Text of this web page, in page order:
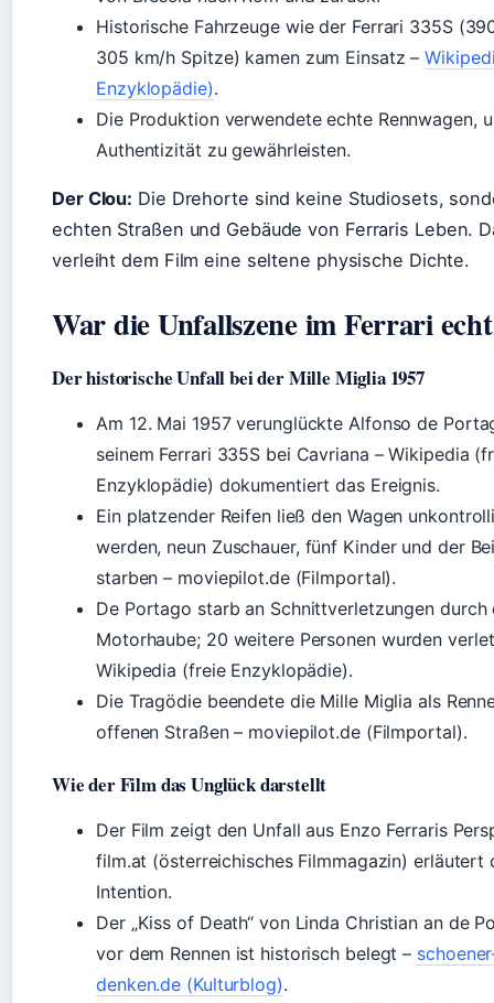
Historische Fahrzeuge wie der Ferrari 335S
305 km/h Spitze) kamen zum Einsatz –
Enzyklopädie).
Die Produktion verwendete echte Rennwagen,
Authentizität zu gewährleisten.
Der Clou: Die Drehorte sind keine Studiosets,
echten Straßen und Gebäude von Ferraris Leben.
verleiht dem Film eine seltene physische Dichte.
War die Unfallszene im Ferrari
Der historische Unfall bei der Mille Miglia 1957
Am 12. Mai 1957 verunglückte Alfonso de
seinem Ferrari 335S bei Cavriana – Wikipedia
Enzyklopädie) dokumentiert das Ereignis.
Ein platzender Reifen ließ den Wagen
werden, neun Zuschauer, fünf Kinder und der
starben – moviepilot.de (Filmportal).
De Portago starb an Schnittverletzungen durch
Motorhaube; 20 weitere Personen wurden
Wikipedia (freie Enzyklopädie).
Die Tragödie beendete die Mille Miglia als
offenen Straßen – moviepilot.de (Filmportal).
Wie der Film das Unglück darstellt
Der Film zeigt den Unfall aus Enzo Ferraris
film.at (österreichisches Filmmagazin) erläutert
Intention.
Der „Kiss of Death“ von Linda Christian an de
vor dem Rennen ist historisch belegt –
denken.de (Kulturblog).